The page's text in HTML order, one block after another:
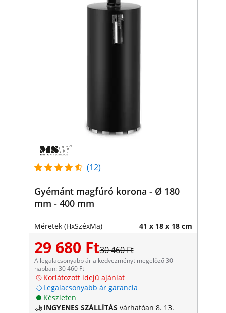
(12)
Gyémánt magfúró korona - Ø 180
mm - 400 mm
Méretek (HxSzéxMa) 41 x 18 x 18 cm
29 680 Ft30 460 Ft
A legalacsonyabb ár a kedvezményt megelőző 30
napban: 30 460 Ft
Korlátozott idejű ajánlat
Legalacsonyabb ár garancia
Készleten
INGYENES SZÁLLÍTÁS várhatóan 8. 13.